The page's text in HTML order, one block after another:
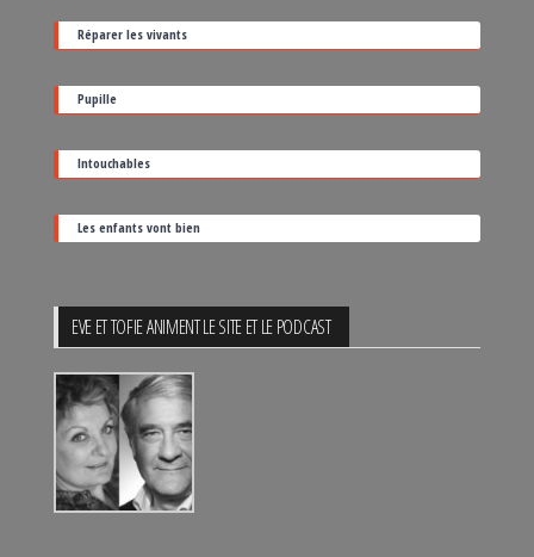
date
de
sortie
Réparer les vivants
Pupille
Intouchables
Les enfants vont bien
EVE ET TOFIE ANIMENT LE SITE ET LE PODCAST